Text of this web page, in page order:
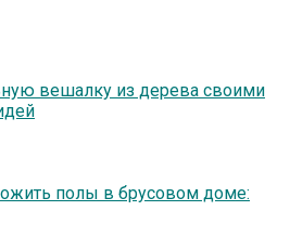
вешалку из дерева своими
полы в брусовом доме: